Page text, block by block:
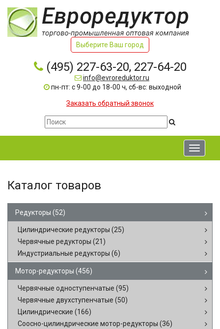
Выберите Ваш город
(495) 227-63-20, 227-64-20
info@evroreduktor.ru
пн-пт: с 9-00 до 18-00 ч, сб-вс: выходной
Заказать обратный звонок
Toggle
Каталог товаров
Редукторы (52)
Цилиндрические редукторы (25)
Червячные редукторы (21)
Индустриальные редукторы (6)
Мотор-редукторы (456)
Червячные одноступенчатые (95)
Червячные двухступенчатые (50)
Цилиндрические (166)
Соосно-цилиндрические мотор-редукторы (36)